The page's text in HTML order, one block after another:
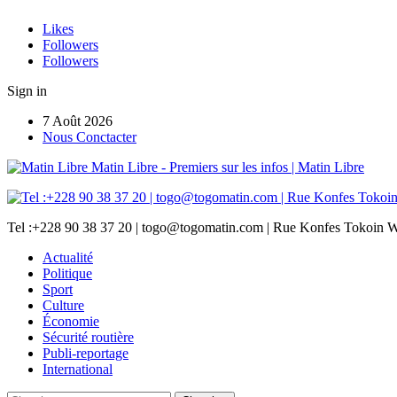
Likes
Followers
Followers
Sign in
7 Août 2026
Nous Conctacter
Matin Libre - Premiers sur les infos | Matin Libre
Tel :+228 90 38 37 20 | togo@togomatin.com | Rue Konfes Tokoin
Actualité
Politique
Sport
Culture
Économie
Sécurité routière
Publi-reportage
International